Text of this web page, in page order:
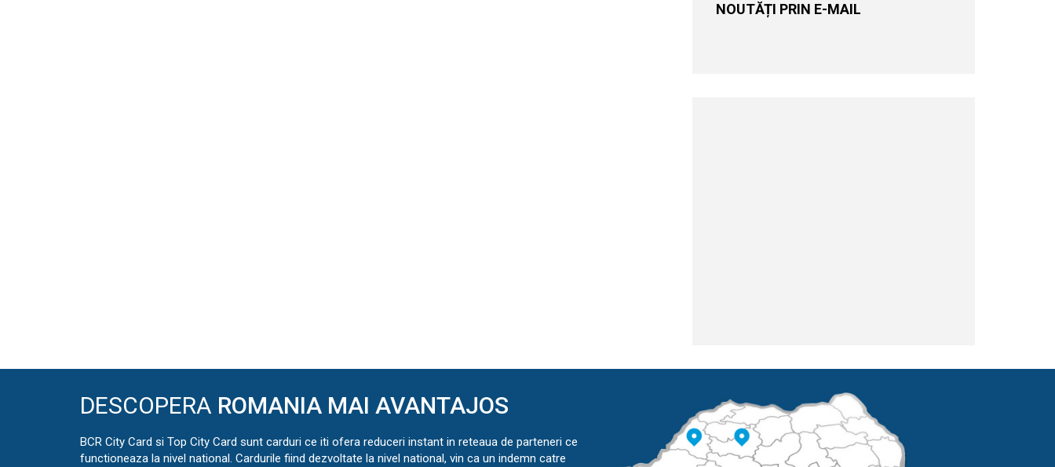
NOUTĂȚI PRIN E-MAIL
DESCOPERA ROMANIA MAI AVANTAJOS
BCR City Card si Top City Card sunt carduri ce iti ofera reduceri instant in reteaua de parteneri ce
functioneaza la nivel national. Cardurile fiind dezvoltate la nivel national, vin ca un indemn catre